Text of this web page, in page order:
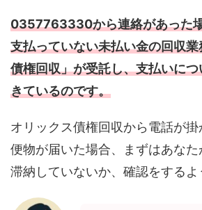
0357763330から連絡があった
支払っていない未払い金の回収
債権回収」が受託し、支払いに
きているのです。
オリックス債権回収から電話が
便物が届いた場合、まずはあな
滞納していないか、確認をするよ